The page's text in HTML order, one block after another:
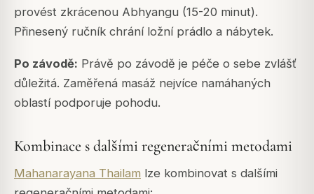
provést zkrácenou Abhyangu (15-20 minut).
Přinesený ručník chrání ložní prádlo a nábytek.
Po závodě: Právě po závodě je péče o sebe zvlášť
důležitá. Zaměřená masáž nejvíce namáhaných
oblastí podporuje pohodu.
Kombinace s dalšími regeneračními metodami
Mahanarayana Thailam lze kombinovat s dalšími